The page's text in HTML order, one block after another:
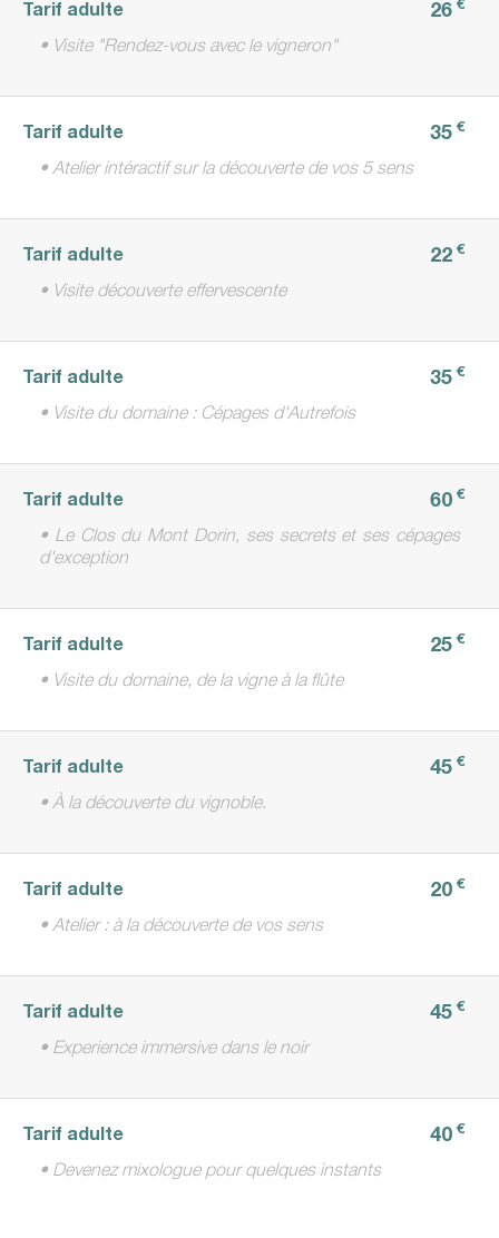
Tarif adulte 26 €
• Visite "Rendez-vous avec le vigneron"
Tarif adulte 35 €
• Atelier intéractif sur la découverte de vos 5 sens
Tarif adulte 22 €
• Visite découverte effervescente
Tarif adulte 35 €
• Visite du domaine : Cépages d'Autrefois
Tarif adulte 60 €
• Le Clos du Mont Dorin, ses secrets et ses cépages
d'exception
Tarif adulte 25 €
• Visite du domaine, de la vigne à la flûte
Tarif adulte 45 €
• À la découverte du vignoble.
Tarif adulte 20 €
• Atelier : à la découverte de vos sens
Tarif adulte 45 €
• Experience immersive dans le noir
Tarif adulte 40 €
• Devenez mixologue pour quelques instants